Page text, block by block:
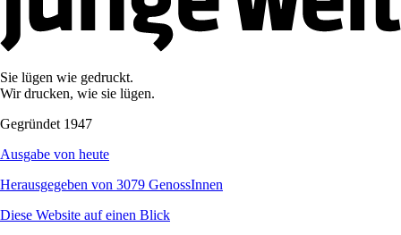
Sie lügen wie gedruckt.
Wir drucken, wie sie lügen.
Gegründet 1947
Ausgabe von heute
Herausgegeben von 3079 GenossInnen
Diese Website auf einen Blick